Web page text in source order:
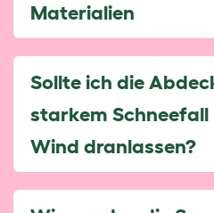
Materialien
Sollte ich die
starkem
Wind dranlassen?